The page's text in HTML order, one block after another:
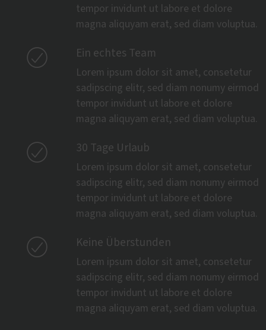
tempor invidunt ut labore et dolore
magna aliquyam erat, sed diam voluptua.
 Ein echtes Team
Lorem ipsum dolor sit amet, consetetur
sadipscing elitr, sed diam nonumy eirmod
tempor invidunt ut labore et dolore
magna aliquyam erat, sed diam voluptua.
 30 Tage Urlaub
Lorem ipsum dolor sit amet, consetetur
sadipscing elitr, sed diam nonumy eirmod
tempor invidunt ut labore et dolore
magna aliquyam erat, sed diam voluptua.
 Keine Überstunden
Lorem ipsum dolor sit amet, consetetur
sadipscing elitr, sed diam nonumy eirmod
tempor invidunt ut labore et dolore
magna aliquyam erat, sed diam voluptua.